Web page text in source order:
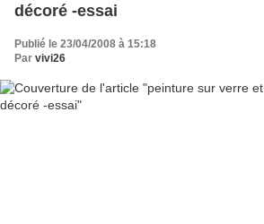
décoré -essai
Publié le 23/04/2008 à 15:18
Par vivi26